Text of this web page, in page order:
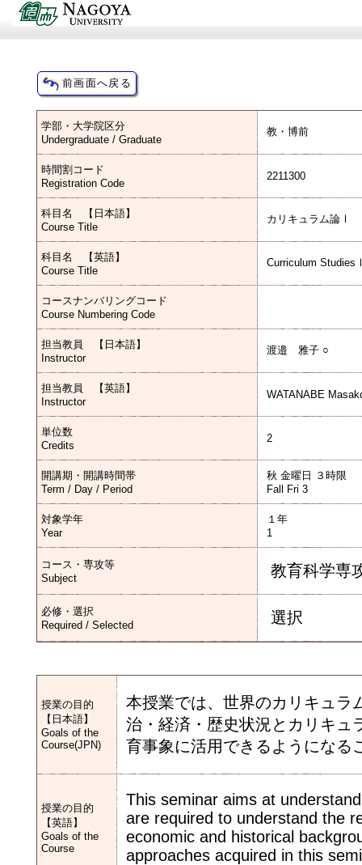
学部・大学院区分
Undergraduate / Graduate
教・博前
時間割コード
Registration Code
2211300
科目名 【日本語】
Course Title
カリキュラム論Ⅰ
科目名 【英語】
Course Title
Curriculum
コースナンバリングコード
Course Numbering Code
担当教員 【日本語】
Instructor
渡邉 雅子 ○
担当教員 【英語】
Instructor
WATANABE
単位数
Credits
2
開講期・開講時間帯
Term / Day / Period
秋 金曜日 ３時限
Fall Fri 3
対象学年
Year
１年
1
コース・専攻等
Subject
教育科学専
必修・選択
Required / Selected
選択
授業の目的
【日本語】
Goals of the
Course(JPN)
本授業では、世界のカリキュラ
治・経済・歴史状況とカリキュ
育事象に活用できるようになる
授業の目的
【英語】
Goals of the
Course
This seminar aims at
are required to understand the
economic and historical
approaches acquired in this